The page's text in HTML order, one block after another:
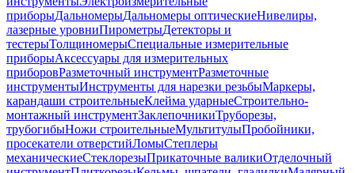
приборыДальномерыДальномеры оптическиеНивелиры,
лазерные уровниПирометрыДетекторы и
тестерыТолщиномерыСпециальные измерительные
приборыАксессуары для измерительных
приборовРазметочный инструментРазметочные
инструментыИнструменты для нарезки резьбыМаркеры,
карандаши строительныеКлейма ударныеСтроительно-
монтажный инструментЗаклепочникиТруборезы,
трубогибыНожи строительныеМультитулыПробойники,
просекатели отверстийЛомыСтеплеры
механическиеСтеклорезыПрикаточные валикиОтделочный